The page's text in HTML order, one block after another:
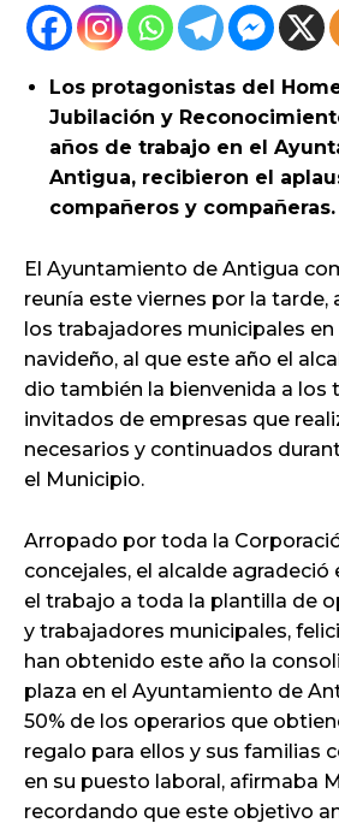
Los protagonistas del
Jubilación y
años de trabajo en el
Antigua, recibieron el
compañeros y compañeras.
El Ayuntamiento de Antigua
reunía este viernes por la tarde,
los trabajadores municipales
navideño, al que este año el
dio también la bienvenida a los
invitados de empresas que
necesarios y continuados
el Municipio.
Arropado por toda la
concejales, el alcalde
el trabajo a toda la plantilla de
y trabajadores municipales,
han obtenido este año la
plaza en el Ayuntamiento de
50% de los operarios que
regalo para ellos y sus familias
en su puesto laboral, afirmaba
recordando que este objetivo